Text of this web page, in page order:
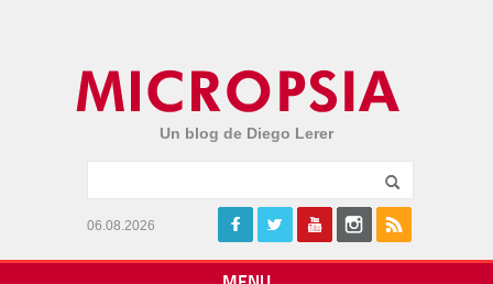
Un blog de Diego Lerer
06.08.2026